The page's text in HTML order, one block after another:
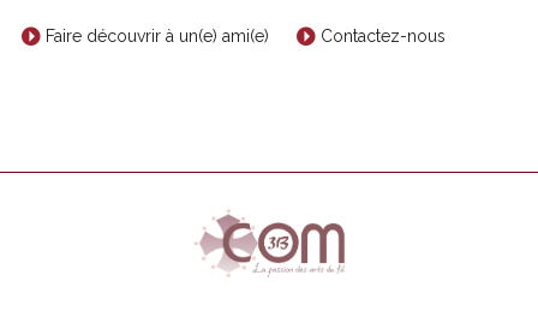
Faire découvrir à un(e) ami(e) Contactez-nous